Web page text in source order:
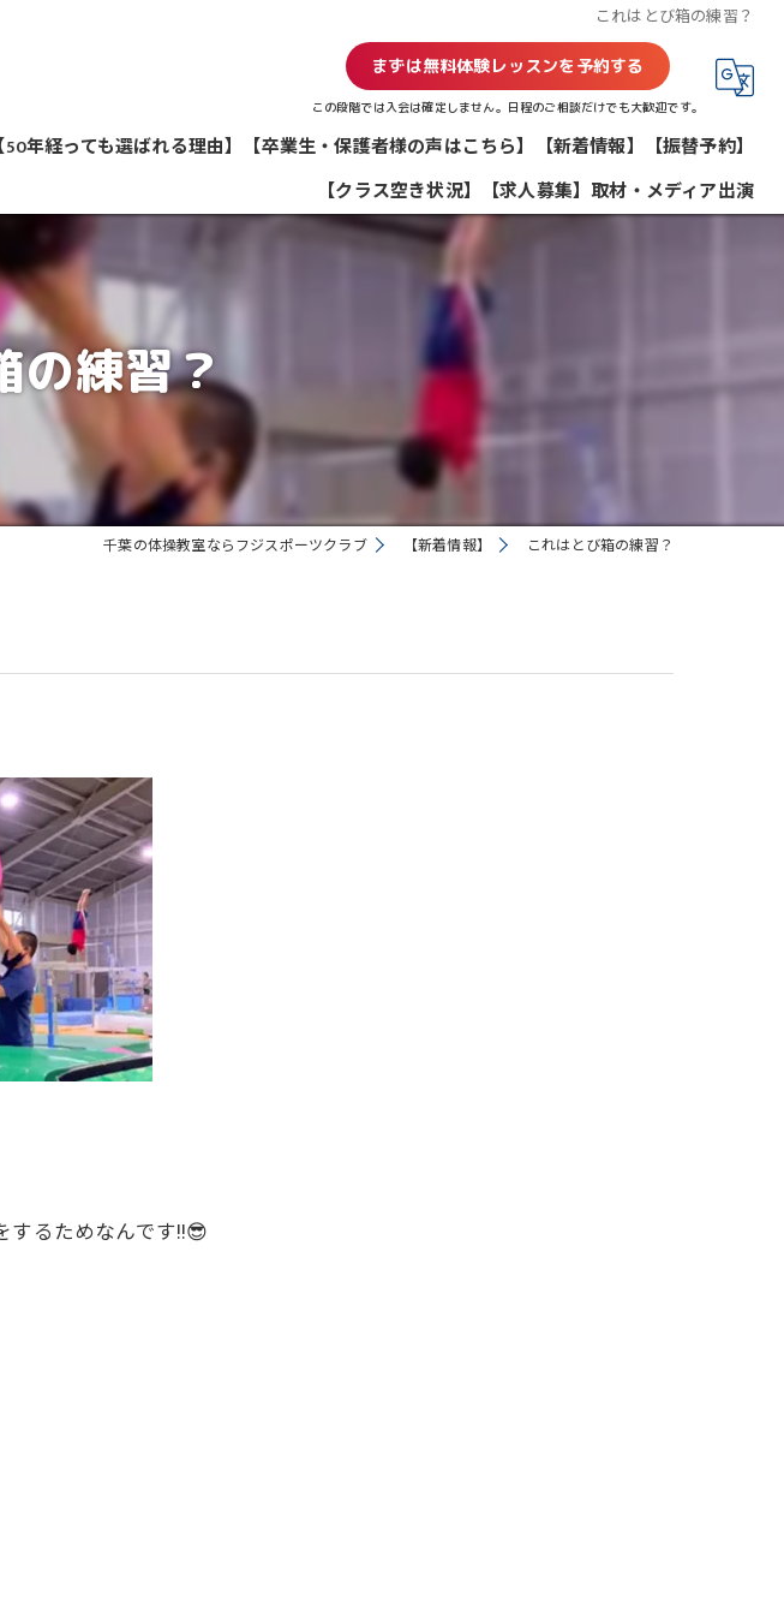
これはとび箱の練習？
まずは無料体験レッスンを予約する
この段階では入会は確定しません。日程のご相談だけでも大歓迎です。
【50年経っても選ばれる理由】 【卒業生・保護者様の声はこちら】 【新着情報】
【振替予約】
【クラス空き状況】
【求人募集】取材・メディア出演
の練習？
千葉の体操教室ならフジスポーツクラブ 【新着情報】 これはとび箱の練習？
するためなんです!!😎